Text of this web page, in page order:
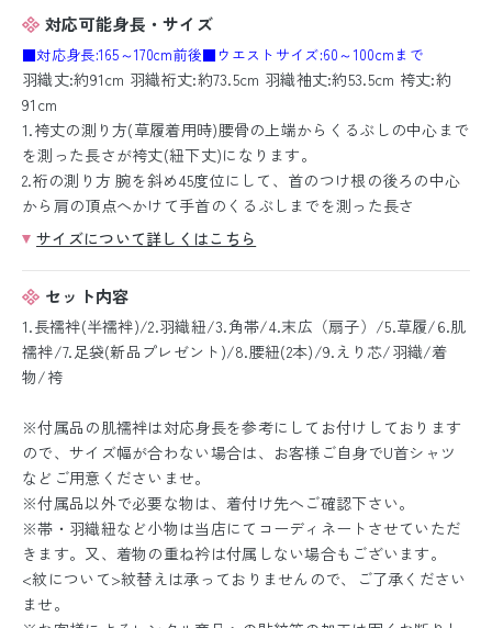
対応可能身長・サイズ
■対応身長:165～170cm前後■ウエストサイズ:60～100cmまで
羽織丈:約91cm 羽織裄丈:約73.5cm 羽織袖丈:約53.5cm 袴丈:約
91cm
1.袴丈の測り方(草履着用時)腰骨の上端からくるぶしの中心まで
を測った長さが袴丈(紐下丈)になります。
2.裄の測り方 腕を斜め45度位にして、首のつけ根の後ろの中心
から肩の頂点へかけて手首のくるぶしまでを測った長さ
サイズについて詳しくはこちら
セット内容
1.長襦袢(半襦袢)/2.羽織紐/3.角帯/4.末広（扇子）/5.草履/6.肌
襦袢/7.足袋(新品プレゼント)/8.腰紐(2本)/9.えり芯/羽織/着
物/袴
※付属品の肌襦袢は対応身長を参考にしてお付けしております
ので、サイズ幅が合わない場合は、お客様ご自身でU首シャツ
などご用意くださいませ。
※付属品以外で必要な物は、着付け先へご確認下さい。
※帯・羽織紐など小物は当店にてコーディネートさせていただ
きます。又、着物の重ね衿は付属しない場合もございます。
<紋について>紋替えは承っておりませんので、ご了承ください
ませ。